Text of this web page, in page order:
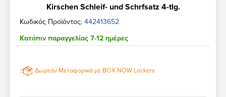
Kirschen Schleif- und Schrfsatz 4-tlg.
Κωδικός Προϊόντος: 442413652
Κατόπιν παραγγελίας 7-12 ημέρες
Δωρεάν Μεταφορικά με BOX NOW Lockers